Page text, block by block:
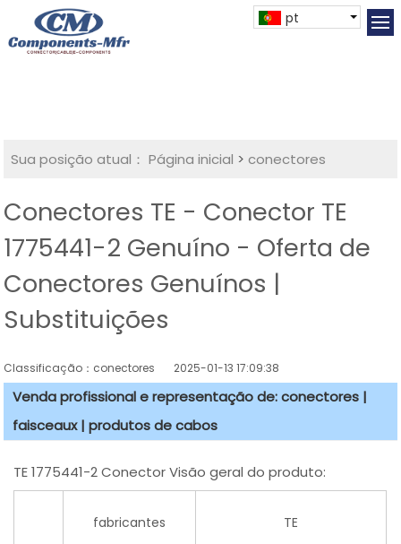
pt
Sua posição atual： Página inicial >conectores
Conectores TE - Conector TE
1775441-2 Genuíno - Oferta de
Conectores Genuínos |
Substituições
Classificação：conectores 2025-01-13 17:09:38
Venda profissional e representação de: conectores |
faisceaux | produtos de cabos
TE 1775441-2 Conector Visão geral do produto:
fabricantes TE